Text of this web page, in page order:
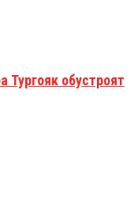
Тургояк обустроят